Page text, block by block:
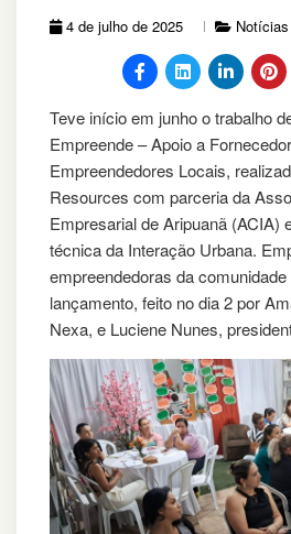
4 de julho de 2025
Teve início em junho o trabalho
Empreende – Apoio a
Empreendedores Locais,
Resources com parceria da
Empresarial de Aripuanã (ACIA)
técnica da Interação Urbana.
empreendedoras da
lançamento, feito no dia 2 por
Nexa, e Luciene Nunes,